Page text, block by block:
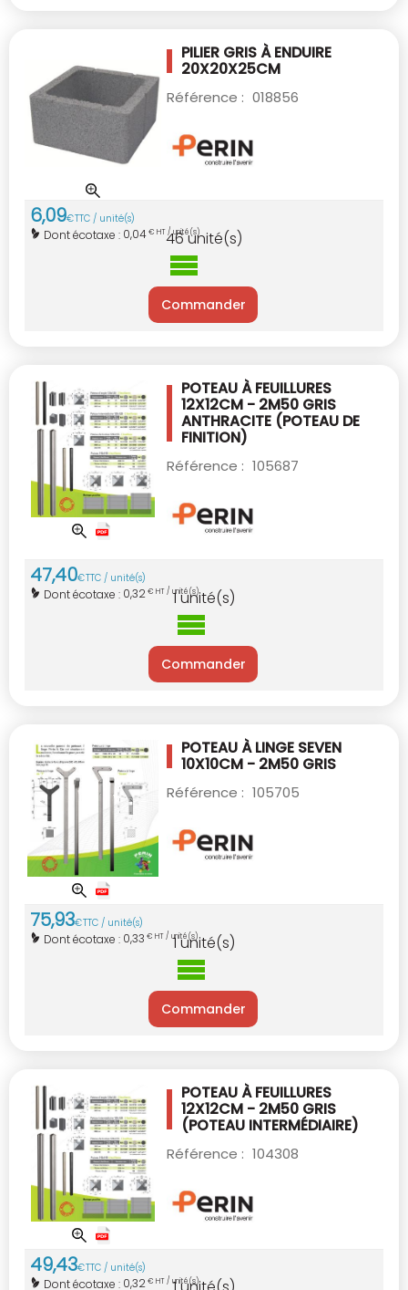
PILIER GRIS À ENDUIRE
20X20X25CM
Référence : 018856
6,09€TTC / unité(s)
Dont écotaxe : 0,04€ HT / unité(s)
46unité(s)
Commander
POTEAU À FEUILLURES
12X12CM - 2M50 GRIS
ANTHRACITE (POTEAU DE
FINITION)
Référence : 105687
47,40€TTC / unité(s)
Dont écotaxe : 0,32€ HT / unité(s)
1unité(s)
Commander
POTEAU À LINGE SEVEN
10X10CM - 2M50 GRIS
Référence : 105705
75,93€TTC / unité(s)
Dont écotaxe : 0,33 € HT / unité(s)
1 unité(s)
Commander
POTEAU À FEUILLURES
12X12CM - 2M50 GRIS
(POTEAU INTERMÉDIAIRE)
Référence : 104308
49,43€TTC / unité(s)
Dont écotaxe : 0,32€ HT / unité(s)